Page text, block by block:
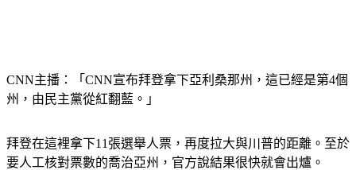
CNN主播：「CNN宣布拜登拿下亞利桑那州，這已經是第4個
拜登在這裡拿下11張選舉人票，再度拉大與川普的距離。至於